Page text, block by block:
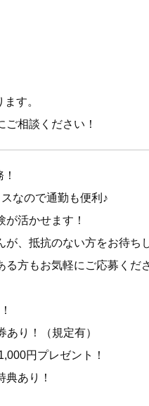
す。
相談ください！
なので通勤も便利♪
活かせます！
、抵抗のない方をお待ち
方もお気軽にご応募くだ
り！（規定有）
円プレゼント！
あり！